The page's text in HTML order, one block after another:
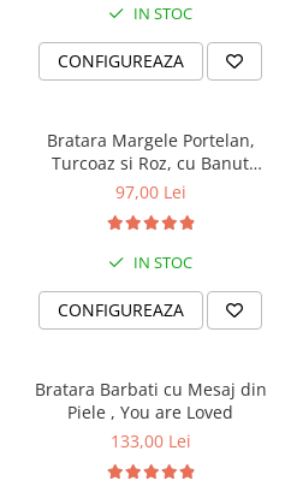
IN STOC
CONFIGUREAZA
Bratara Margele Portelan,
Turcoaz si Roz, cu Banut
Personalizat
97,00 Lei
IN STOC
CONFIGUREAZA
Bratara Barbati cu Mesaj din
Piele , You are Loved
133,00 Lei